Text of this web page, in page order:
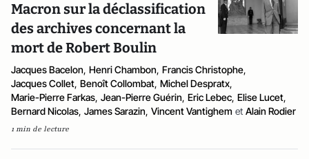
Macron sur la déclassification
des archives concernant la
mort de Robert Boulin
Jacques Bacelon, Henri Chambon, Francis Christophe,
Jacques Collet, Benoît Collombat, Michel Despratx,
Marie-Pierre Farkas, Jean-Pierre Guérin, Eric Lebec, Elise Lucet,
Bernard Nicolas, James Sarazin, Vincent Vantighem et Alain Rodier
1 min de lecture